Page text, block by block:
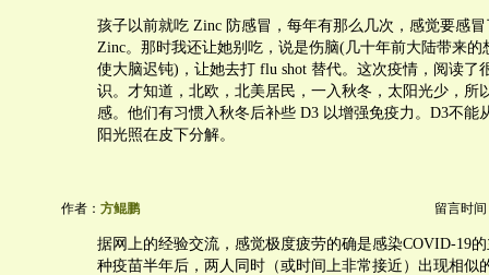
孩子以前就吃 Zinc 防感冒，每年有那么几次，感觉要感
Zinc。那时我还让她别吃，说是伤脑(几十年前大陆带来的
使大脑迟钝)，让她去打 flu shot 替代。这次疫情，阅读了
识。才知道，北欧，北美居民，一入秋冬，太阳光少，所
感。他们有习惯入秋冬后补些 D3 以增强免疫力。D3不能
阳光照在皮下分解。
作者： 方鲲鹏 留言时间
据网上的经验交流，感觉极度疲劳的确是感染COVID-19
种疫苗半年后，两人同时（或时间上非常接近）出现相似